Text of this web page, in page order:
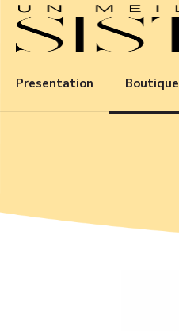
Presentation Boutique